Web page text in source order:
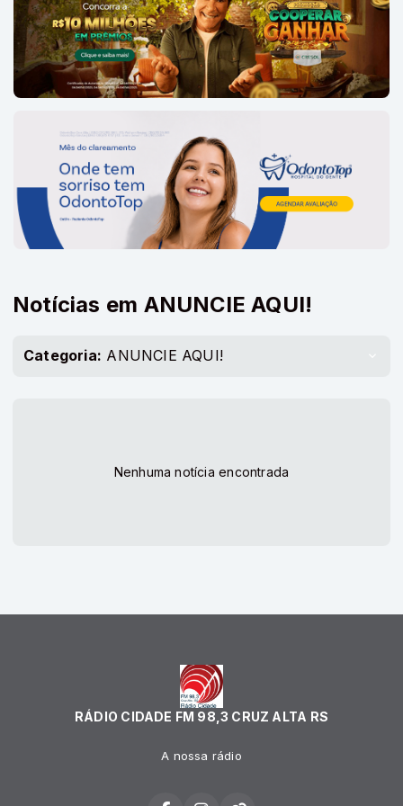
Notícias em ANUNCIE AQUI!
Categoria: ANUNCIE AQUI!
Nenhuma notícia encontrada
RÁDIO CIDADE FM 98,3 CRUZ ALTA RS
A nossa rádio